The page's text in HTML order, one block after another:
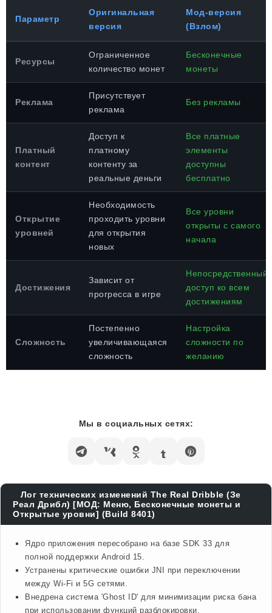
Параметр
Оригинальная
версия
Мод-версия
(Взлом)
Ресурсы
Ограниченное
количество монет
Бесконечные
монеты
Реклама
Присутствует
реклама
Без рекламы
Платный
контент
Доступ к
платному
контенту за
реальные деньги
Все платные
элементы
доступны
бесплатно
Открытие
уровней
Необходимость
проходить уровни
для открытия
новых
Все уровни
открыты с самого
начала
Достижения
Зависит от
прогресса в игре
Непосредственный
доступ ко всем
достижениям
Сложность
Постепенно
увеличивающаяся
сложность
Настройка
сложности по
желанию
Мы в социальных сетях:
Лог технических изменений The Real Dribble (Зе
Реал Дрибл) [МОД: Меню, Бесконечные монеты и
Открытые уровни] (Build 8401)
Ядро приложения пересобрано на базе SDK 33 для
полной поддержки Android 15.
Устранены критические ошибки JNI при переключении
между Wi-Fi и 5G сетями.
Внедрена система 'Ghost ID' для минимизации риска бана
при использовании функций разблокировки.